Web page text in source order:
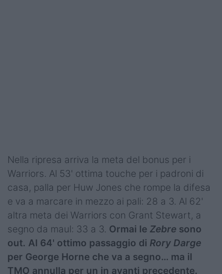
Nella ripresa arriva la meta del bonus per i
Warriors. Al 53' ottima touche per i padroni di
casa, palla per Huw Jones che rompe la difesa
e va a marcare in mezzo ai pali: 28 a 3. Al 62'
altra meta dei Warriors con Grant Stewart, a
segno da maul: 33 a 3. Ormai le Zebre sono
out. Al 64' ottimo passaggio di Rory Darge
per George Horne che va a segno… ma il
TMO annulla per un in avanti precedente.